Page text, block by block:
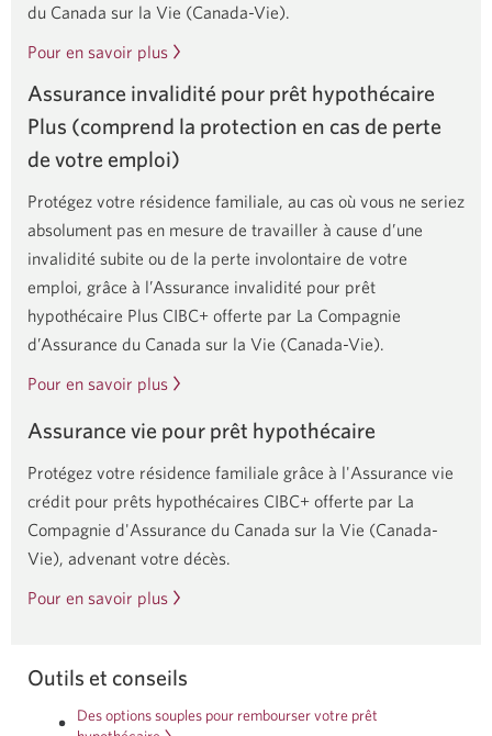
du Canada sur la Vie (Canada-Vie).
Pour en savoir plus
Assurance invalidité pour prêt hypothécaire
Plus (comprend la protection en cas de perte
de votre emploi)
Protégez votre résidence familiale, au cas où vous ne seriez
absolument pas en mesure de travailler à cause d’une
invalidité subite ou de la perte involontaire de votre
emploi, grâce à l’Assurance invalidité pour prêt
hypothécaire Plus CIBC+ offerte par La Compagnie
d’Assurance du Canada sur la Vie (Canada-Vie).
Pour en savoir plus
Assurance vie pour prêt hypothécaire
Protégez votre résidence familiale grâce à l'Assurance vie
crédit pour prêts hypothécaires CIBC+ offerte par La
Compagnie d'Assurance du Canada sur la Vie (Canada-
Vie), advenant votre décès.
Pour en savoir plus
Outils et conseils
Des options souples pour rembourser votre prêt